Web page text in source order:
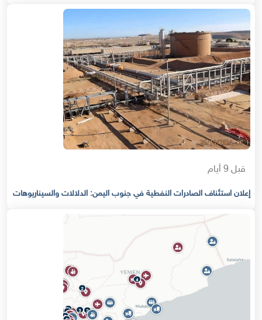
قبل 9 أيام
إعلان استئناف الصادرات النفطية في جنوب اليمن: الدلالات والسيناريوهات